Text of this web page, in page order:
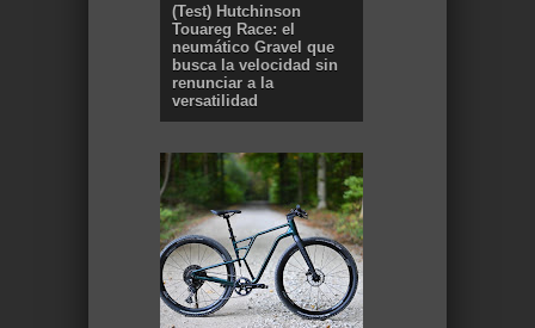
(Test) Hutchinson
Touareg Race: el
neumático Gravel que
busca la velocidad sin
renunciar a la
versatilidad